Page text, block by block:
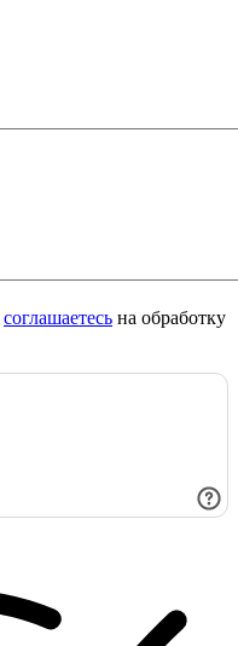
соглашаетесь на обработку